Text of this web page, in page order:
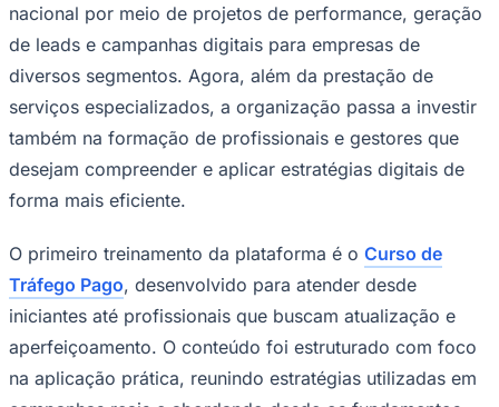
Corinthians
nacional por meio de projetos de performance, geração
de leads e campanhas digitais para empresas de
diversos segmentos. Agora, além da prestação de
serviços especializados, a organização passa a investir
também na formação de profissionais e gestores que
desejam compreender e aplicar estratégias digitais de
forma mais eficiente.
O primeiro treinamento da plataforma é o Curso de
Tráfego Pago, desenvolvido para atender desde
iniciantes até profissionais que buscam atualização e
aperfeiçoamento. O conteúdo foi estruturado com foco
na aplicação prática, reunindo estratégias utilizadas em